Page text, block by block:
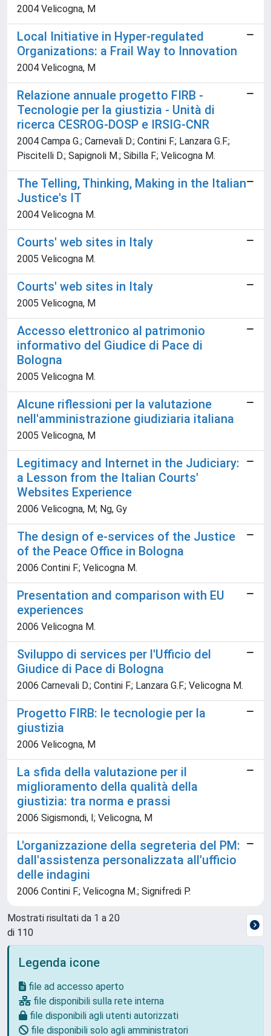
2004 Velicogna, M
Local Initiative in Hyper-regulated
Organizations: a Frail Way to Innovation
2004 Velicogna, M
Relazione annuale progetto FIRB -
Tecnologie per la giustizia - Unità di
ricerca CESROG-DOSP e IRSIG-CNR
2004 Campa G.; Carnevali D.; Contini F.; Lanzara G.F.;
Piscitelli D.; Sapignoli M.; Sibilla F.; Velicogna M.
The Telling, Thinking, Making in the Italian
Justice's IT
2004 Velicogna M.
Courts' web sites in Italy
2005 Velicogna M.
Courts' web sites in Italy
2005 Velicogna, M
Accesso elettronico al patrimonio
informativo del Giudice di Pace di
Bologna
2005 Velicogna M.
Alcune riflessioni per la valutazione
nell'amministrazione giudiziaria italiana
2005 Velicogna, M
Legitimacy and Internet in the Judiciary:
a Lesson from the Italian Courts'
Websites Experience
2006 Velicogna, M; Ng, Gy
The design of e-services of the Justice
of the Peace Office in Bologna
2006 Contini F.; Velicogna M.
Presentation and comparison with EU
experiences
2006 Velicogna M.
Sviluppo di services per l'Ufficio del
Giudice di Pace di Bologna
2006 Carnevali D.; Contini F.; Lanzara G.F.; Velicogna M.
Progetto FIRB: le tecnologie per la
giustizia
2006 Velicogna, M
La sfida della valutazione per il
miglioramento della qualità della
giustizia: tra norma e prassi
2006 Sigismondi, I; Velicogna, M
L'organizzazione della segreteria del PM:
dall'assistenza personalizzata all'ufficio
delle indagini
2006 Contini F.; Velicogna M.; Signifredi P.
Mostrati risultati da 1 a 20
di 110
Legenda icone
file ad accesso aperto
file disponibili sulla rete interna
file disponibili agli utenti autorizzati
file disponibili solo agli amministratori